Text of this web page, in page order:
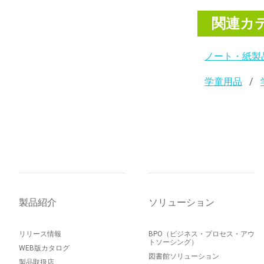
関連カ
ノート・紙製
学童用品
製品紹介
リリース情報
WEB版カタログ
製品取扱店
ソリューション
BPO（ビジネス・プロセス・アウ
トソーシング）
図書館ソリューション